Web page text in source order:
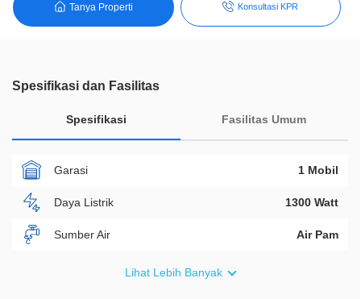
Tanya Properti Konsultasi KPR
Spesifikasi dan Fasilitas
Spesifikasi Fasilitas Umum
Garasi 1 Mobil
Daya Listrik 1300 Watt
Sumber Air Air Pam
Lihat Lebih Banyak